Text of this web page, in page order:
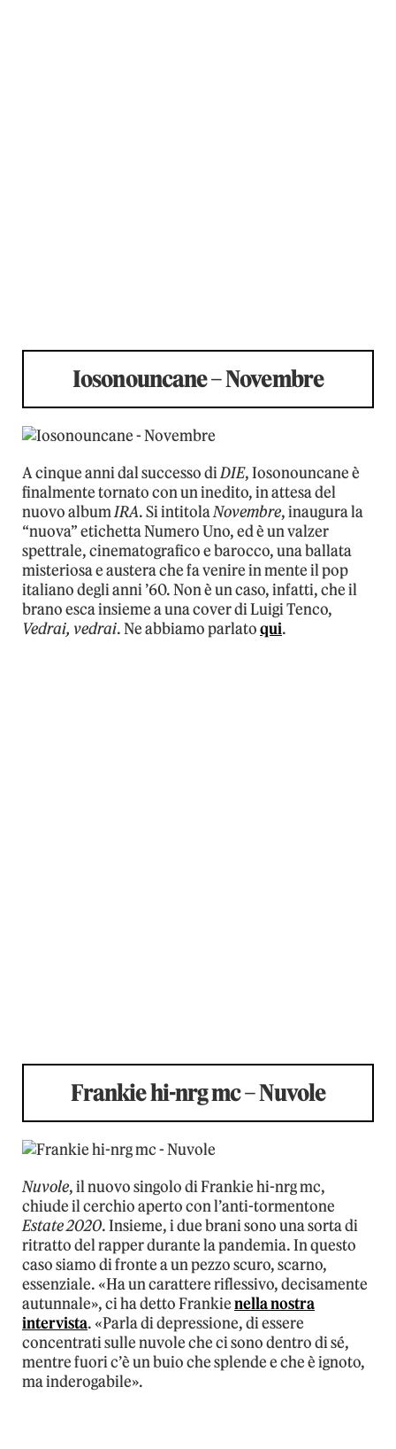
Iosonouncane – Novembre
A cinque anni dal successo diDIE, Iosonouncane è
finalmente tornato con un inedito, in attesa del
nuovo albumIRA. Si intitolaNovembre, inaugura la
“nuova” etichetta Numero Uno, ed è un valzer
spettrale, cinematografico e barocco, una ballata
misteriosa e austera che fa venire in mente il pop
italiano degli anni ’60. Non è un caso, infatti, che il
brano esca insieme a una cover di Luigi Tenco,
Vedrai, vedrai. Ne abbiamo parlatoqui.
Frankie hi-nrg mc – Nuvole
Nuvole, il nuovo singolo di Frankie hi-nrg mc,
chiude il cerchio aperto con l’anti-tormentone
Estate 2020. Insieme, i due brani sono una sorta di
ritratto del rapper durante la pandemia. In questo
caso siamo di fronte a un pezzo scuro, scarno,
essenziale. «Ha un carattere riflessivo, decisamente
autunnale», ci ha detto Frankienella nostra
intervista. «Parla di depressione, di essere
concentrati sulle nuvole che ci sono dentro di sé,
mentre fuori c’è un buio che splende e che è ignoto,
ma inderogabile».